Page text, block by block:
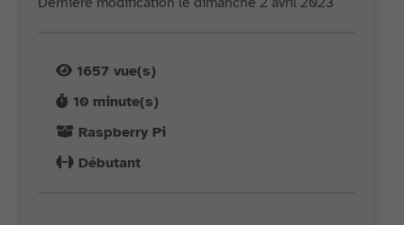
1657 vue(s)
10 minute(s)
Raspberry Pi
Débutant